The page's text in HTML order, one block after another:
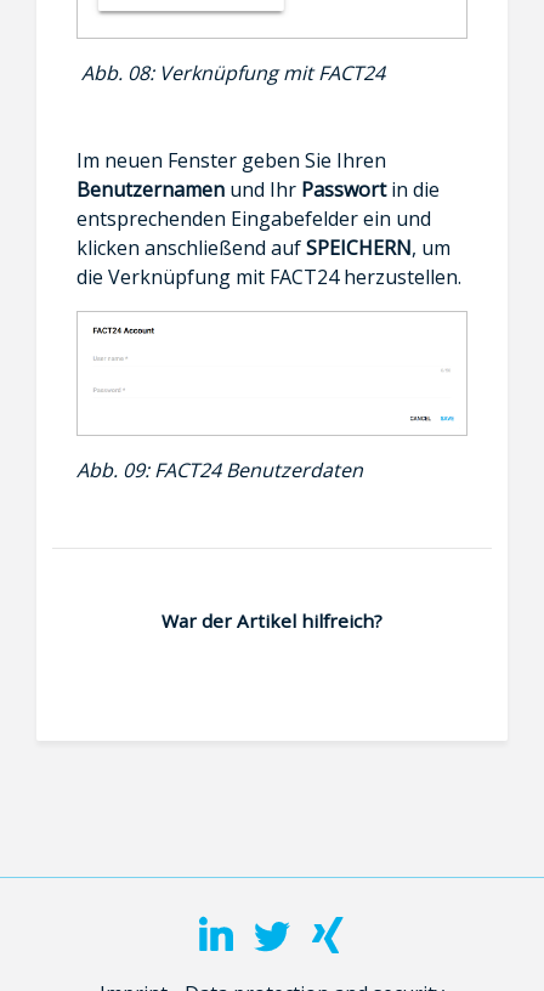
Abb. 08: Verknüpfung mit FACT24
Im neuen Fenster geben Sie Ihren
Benutzernamenund Ihr Passwortin die
entsprechenden Eingabefelder ein und
klicken anschließend aufSPEICHERN, um
die Verknüpfung mit FACT24 herzustellen.
Abb. 09: FACT24 Benutzerdaten
War der Artikel hilfreich?